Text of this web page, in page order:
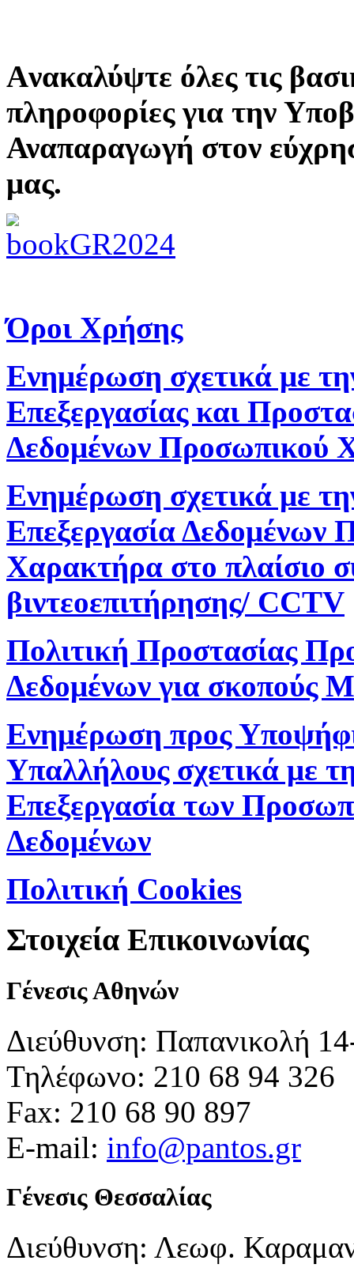
Aνακαλύψτε όλες τις
πληροφορίες για την
Αναπαραγωγή στον
μας.
Όροι Χρήσης
Ενημέρωση σχετικά με
Επεξεργασίας και
Δεδομένων Προσωπικού
Ενημέρωση σχετικά με
Επεξεργασία Δεδομένων
Χαρακτήρα στο πλαίσιο
βιντεοεπιτήρησης/ CCTV
Πολιτική Προστασίας
Δεδομένων για σκοπούς
Ενημέρωση προς
Υπαλλήλους σχετικά με
Επεξεργασία των
Δεδομένων
Πολιτική Cookies
Στοιχεία Επικοινωνίας
Γένεσις Αθηνών
Διεύθυνση: Παπανικολή
Τηλέφωνο: 210 68 94 326
Fax: 210 68 90 897
E-mail: info@pantos.gr
Γένεσις Θεσσαλίας
Διεύθυνση: Λεωφ.